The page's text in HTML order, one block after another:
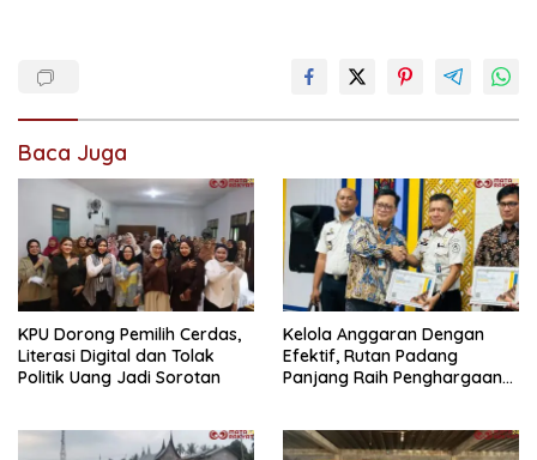
Baca Juga
KPU Dorong Pemilih Cerdas,
Literasi Digital dan Tolak
Politik Uang Jadi Sorotan
Kelola Anggaran Dengan
Efektif, Rutan Padang
Panjang Raih Penghargaan